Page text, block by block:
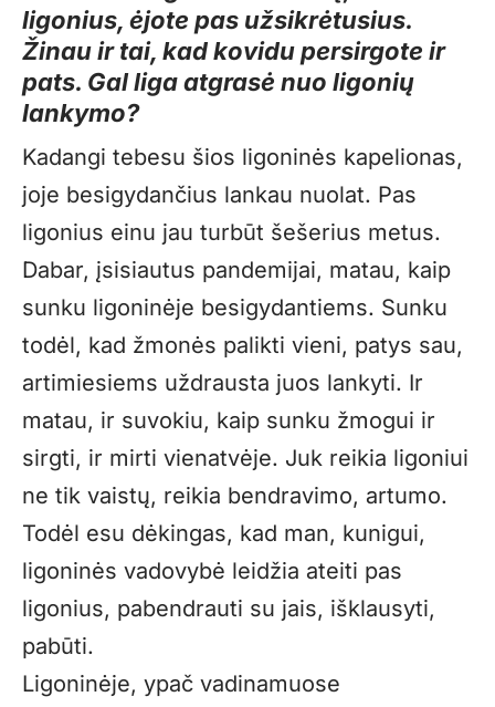
ligonius, ėjote pas užsikrėtusius.
Žinau ir tai, kad kovidu persirgote ir
pats. Gal liga atgrasė nuo ligonių
lankymo?
Kadangi tebesu šios ligoninės kapelionas,
joje besigydančius lankau nuolat. Pas
ligonius einu jau turbūt šešerius metus.
Dabar, įsisiautus pandemijai, matau, kaip
sunku ligoninėje besigydantiems. Sunku
todėl, kad žmonės palikti vieni, patys sau,
artimiesiems uždrausta juos lankyti. Ir
matau, ir suvokiu, kaip sunku žmogui ir
sirgti, ir mirti vienatvėje. Juk reikia ligoniui
ne tik vaistų, reikia bendravimo, artumo.
Todėl esu dėkingas, kad man, kunigui,
ligoninės vadovybė leidžia ateiti pas
ligonius, pabendrauti su jais, išklausyti,
pabūti.
Ligoninėje, ypač vadinamuose